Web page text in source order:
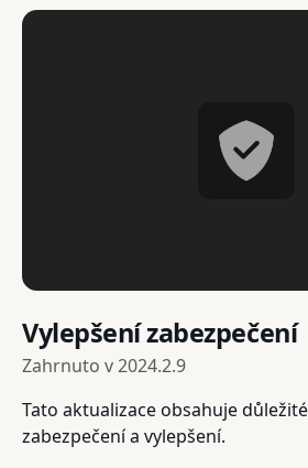
Vylepšení zabezpečení
Zahrnuto v2024.2.9
Tato aktualizace obsahuje
zabezpečení a vylepšení.